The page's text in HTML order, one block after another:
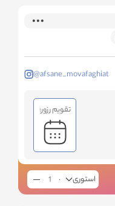
@afsane_movafaghiat
تقویم رزور:
استوری